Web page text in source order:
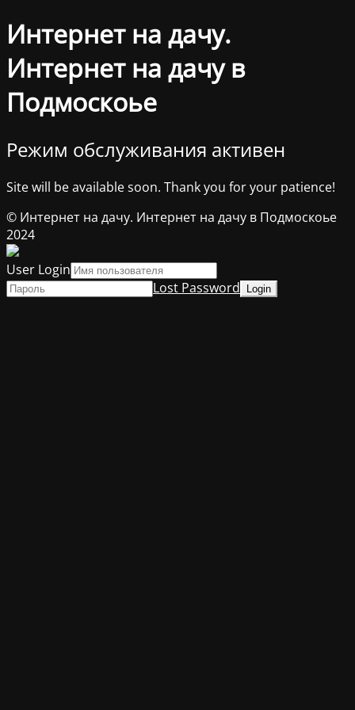
Интернет на дачу.
Интернет на дачу в
Подмоскоье
Режим обслуживания активен
Site will be available soon. Thank you for your patience!
© Интернет на дачу. Интернет на дачу в Подмоскоье
2024
User Login
Lost Password